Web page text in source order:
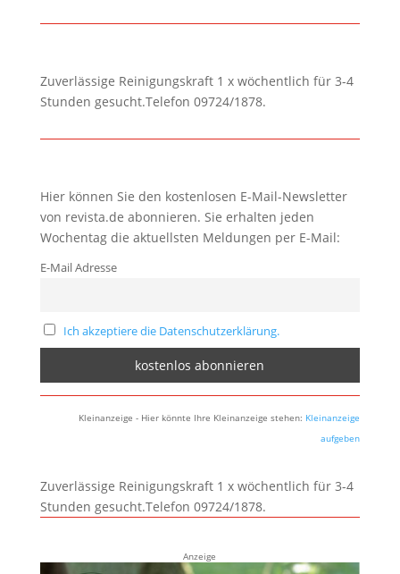
Zuverlässige Reinigungskraft 1 x wöchentlich für 3-4
Stunden gesucht.Telefon 09724/1878.
Hier können Sie den kostenlosen E-Mail-Newsletter
von revista.de abonnieren. Sie erhalten jeden
Wochentag die aktuellsten Meldungen per E-Mail:
E-Mail Adresse
Ich akzeptiere die Datenschutzerklärung.
Kleinanzeige - Hier könnte Ihre Kleinanzeige stehen: Kleinanzeige
aufgeben
Zuverlässige Reinigungskraft 1 x wöchentlich für 3-4
Stunden gesucht.Telefon 09724/1878.
Anzeige